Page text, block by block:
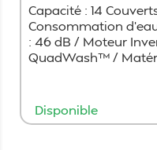
Capacité : 14
Consommation
: 46 dB / Moteur
QuadWash™ /
Disponible